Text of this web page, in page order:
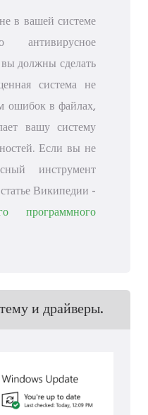
в вашей системе
должны сделать
система не
ошибок в файлах,
вашу систему
Если вы не
инструмент
Википедии -
программного
и драйверы.